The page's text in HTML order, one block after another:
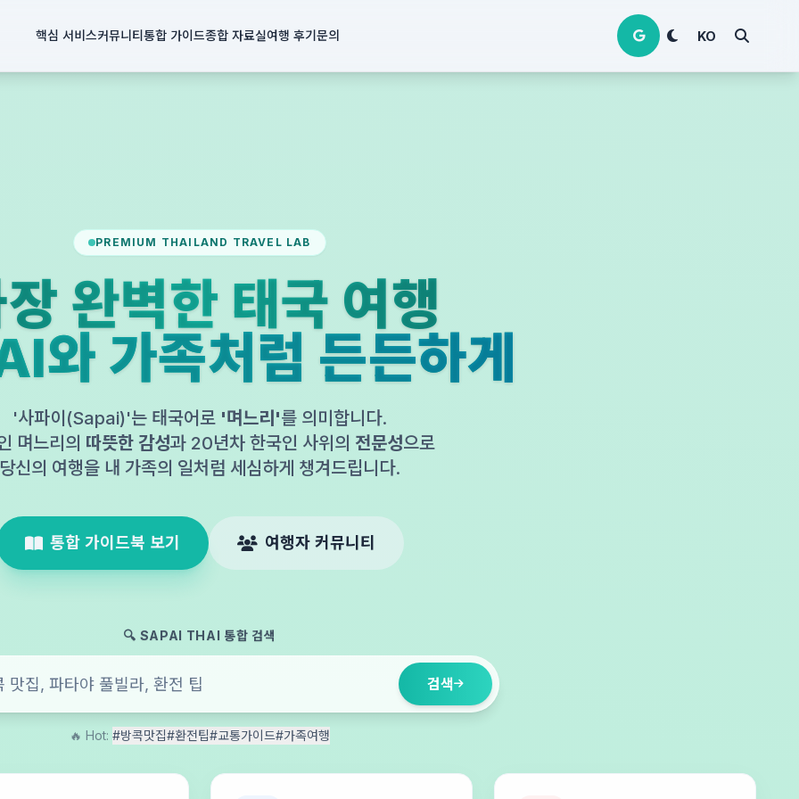
핵심 서비스커뮤니티통합 가이드종합 자료실여행 후기문의 KO
PREMIUM THAILAND TRAVEL LAB
완벽한 태국 여행
와 가족처럼 든든하게
'사파이(Sapai)'는 태국어로 '며느리'를 의미합니다.
며느리의 따뜻한 감성과 20년차 한국인 사위의 전문성으로
당신의 여행을 내 가족의 일처럼 세심하게 챙겨드립니다.
통합 가이드북 보기 여행자 커뮤니티
🔍 SAPAI THAI 통합 검색
검색
🔥 Hot: #방콕맛집#환전팁#교통가이드#가족여행